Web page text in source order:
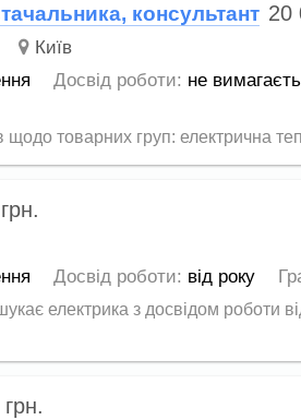
консультант 20
Київ
Досвід роботи: не
щодо товарних груп: електрична
грн.
Досвід роботи: від року
електрика з досвідом роботи
грн.